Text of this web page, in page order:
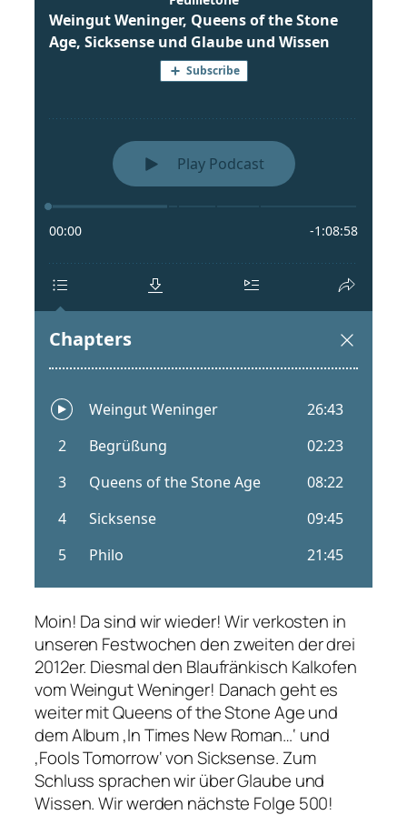
Moin! Da sind wir wieder! Wir verkosten in
unseren Festwochen den zweiten der drei
2012er. Diesmal den Blaufränkisch Kalkofen
vom Weingut Weninger! Danach geht es
weiter mit Queens of the Stone Age und
dem Album ‚In Times New Roman…‘ und
‚Fools Tomorrow‘ von Sicksense. Zum
Schluss sprachen wir über Glaube und
Wissen. Wir werden nächste Folge 500!